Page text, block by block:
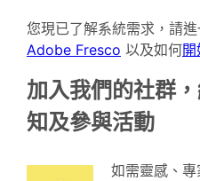
您現已了解系統需求，請
Adobe Fresco 以及如何開
加入我們的社群
知及參與活動
如需靈感、